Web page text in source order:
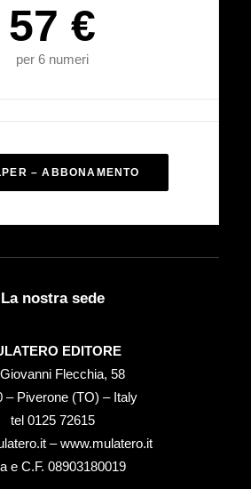
57 €
per 6 numeri
– ABBONAMENTO
La nostra sede
EDITORE
Flecchia, 58
– Piverone (TO) – Italy
tel ‭0125 72615‬
–www.mulatero.it
e C.F. 08903180019